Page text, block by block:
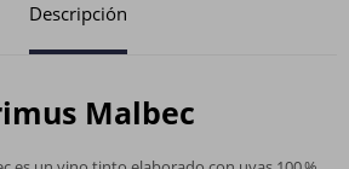
Descripción
Malbec